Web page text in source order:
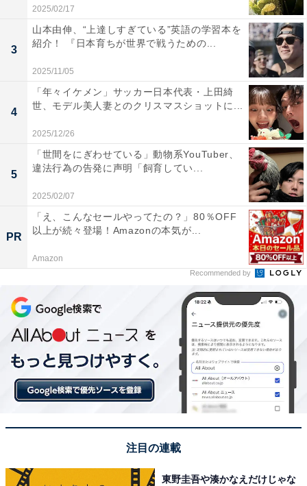
2025/02/17
3
山本由伸、“上達しすぎている”英語の学習本を
紹介！ 『日本育ちが世界で戦うための...
2025/11/05
4
「年々イケメン」サッカー日本代表・上田綺
世、モデル美人妻とのクリスマスショットに...
2025/12/26
5
「世間をにぎわせている」動物系YouTuber、
違法行為の告発に声明「飼育してい...
2025/02/07
PR
「え、こんなセールやってたの？」80％OFF
以上が続々登場！Amazonの本気が...
Amazon
Recommended by
注目の連載
東野圭吾や湊かなえだけじゃな